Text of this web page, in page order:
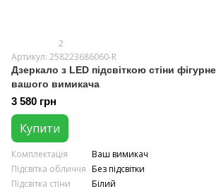
2
Артикул: 258223686060-R
Дзеркало з LED підсвіткою стіни
вашого вимикача
3 580 грн
Купити
Комплектація
Ваш вимикач
Підсвітка обличчя Без підсвітки
Підсвітка стіни
Білий